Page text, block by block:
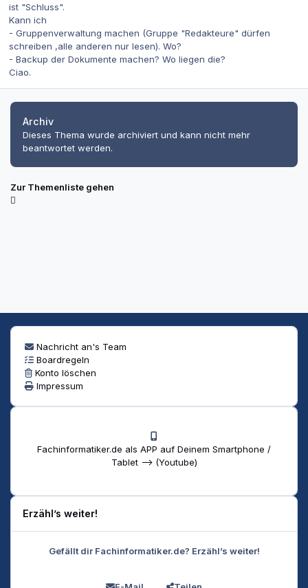
ist "Schluss".
Kann ich
- Gruppenverwaltung machen (Gruppe "Redakteure" dürfen
schreiben ,alle anderen nur lesen). Wo?
- Backup der Dokumente machen? Wo liegen die?
Ciao.
Archiv
Dieses Thema wurde archiviert und kann nicht mehr
beantwortet werden.
Zur Themenliste gehen
Nachricht an's Team
Boardregeln
Konto löschen
Impressum
Fachinformatiker.de als APP auf Deinem Smartphone /
Tablet --> (Youtube)
Erzähl’s weiter!
Gefällt dir Fachinformatiker.de? Erzähl’s weiter!